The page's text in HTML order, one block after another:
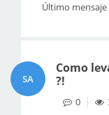
Último
SA
Como
?!
0